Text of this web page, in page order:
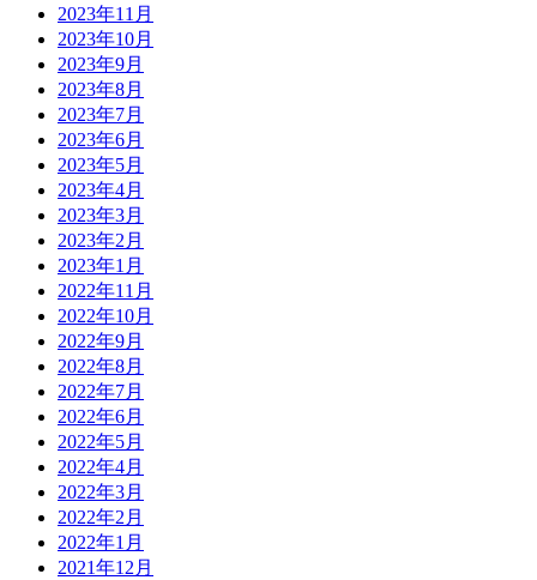
2023年11月
2023年10月
2023年9月
2023年8月
2023年7月
2023年6月
2023年5月
2023年4月
2023年3月
2023年2月
2023年1月
2022年11月
2022年10月
2022年9月
2022年8月
2022年7月
2022年6月
2022年5月
2022年4月
2022年3月
2022年2月
2022年1月
2021年12月